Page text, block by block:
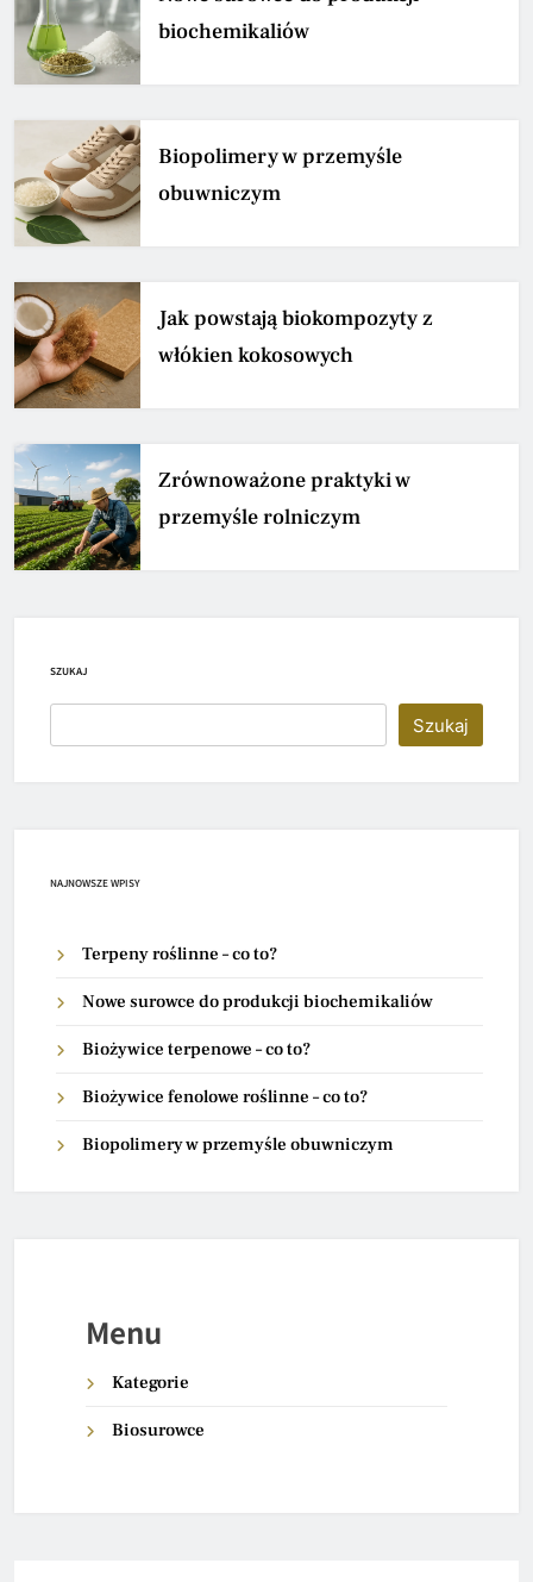
biochemikaliów
Biopolimery w przemyśle
obuwniczym
Jak powstają biokompozyty z
włókien kokosowych
Zrównoważone praktyki w
przemyśle rolniczym
SZUKAJ
Szukaj
NAJNOWSZE WPISY
Terpeny roślinne – co to?
Nowe surowce do produkcji biochemikaliów
Biożywice terpenowe – co to?
Biożywice fenolowe roślinne – co to?
Biopolimery w przemyśle obuwniczym
Menu
Kategorie
Biosurowce